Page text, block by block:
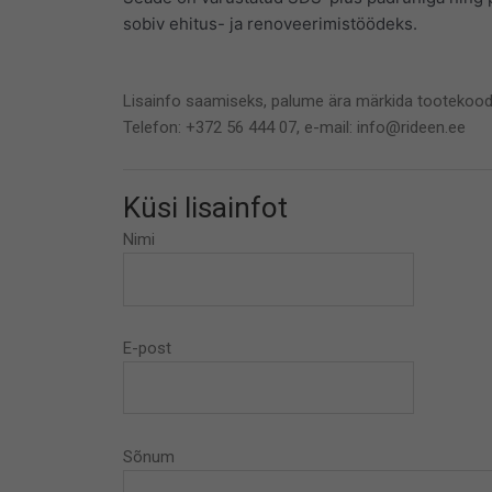
sobiv ehitus- ja renoveerimistöödeks.
Lisainfo saamiseks, palume ära märkida
Telefon: +372 56 444 07, e-mail: info@rideen.ee
Küsi lisainfot
Nimi
E-post
Sõnum